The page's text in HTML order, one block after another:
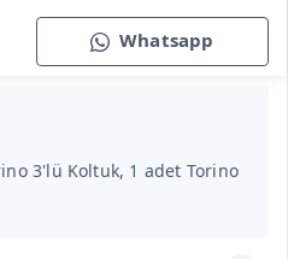
Whatsapp
3'lü Koltuk, 1 adet Torino